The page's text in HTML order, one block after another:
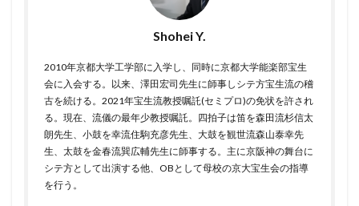
Shohei Y.
2010年京都大学工学部に入学し、同時に京都大学能楽部宝生
会に入会する。以来、澤田宏司先生に師事しシテ方宝生流の稽
古を続ける。2021年宝生流教授嘱託(セミプロ)の免状を許され
る。現在、流儀の最年少教授嘱託。四拍子は笛を森田流杉信太
朗先生、小鼓を幸流住駒充彦先生、大鼓を観世流森山泰幸先
生、太鼓を金春流巽広輔先生に師事する。主に京阪神の舞台に
シテ方として出演する他、OBとして母校の京大宝生会の指導
を行う。